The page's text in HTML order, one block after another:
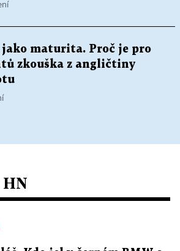
maturita. Proč je pro
zkouška z angličtiny